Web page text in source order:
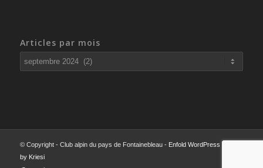
Articles par mois
© Copyright - Club alpin du pays de Fontainebleau - Enfold WordPress Theme
by Kriesi